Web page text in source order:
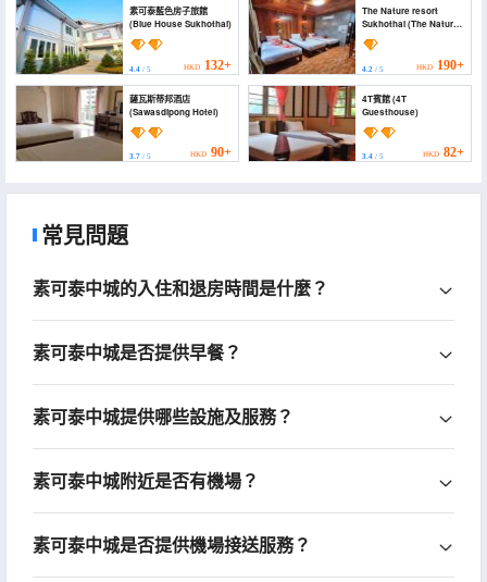
素可泰藍色房子旅館
(Blue House Sukhothai)
4.4 / 5 HKD 132+
The Nature resort
Sukhothai (The Nature
resort Sukhothai)
4.2/ 5 HKD 190+
薩瓦斯蒂邦酒店
(Sawasdipong Hotel)
3.7 / 5 HKD 90+
4T賓館 (4T
Guesthouse)
3.4/ 5 HKD 82+
常見問題
素可泰中城的入住和退房時間是什麼？
素可泰中城是否提供早餐？
素可泰中城提供哪些設施及服務？
素可泰中城附近是否有機場？
素可泰中城是否提供機場接送服務？